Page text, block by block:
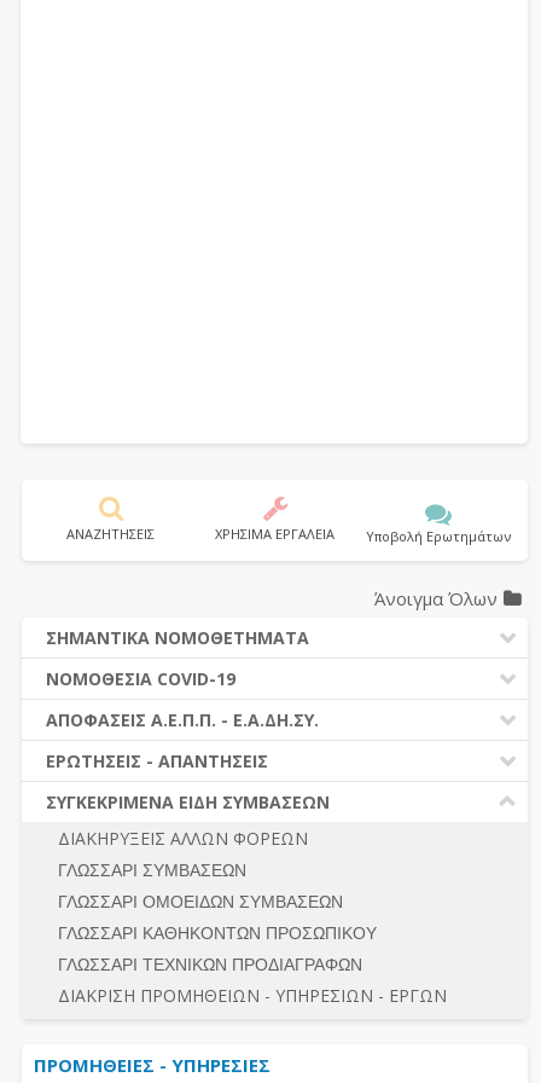
ΑΝΑΖΗΤΗΣΕΙΣ ΧΡΗΣΙΜΑ ΕΡΓΑΛΕΙΑ Υποβολή Ερωτημάτων
Άνοιγμα Όλων
ΣΗΜΑΝΤΙΚΑ ΝΟΜΟΘΕΤΗΜΑΤΑ
ΔΗΜΟΣΙΕΣ ΣΥΜΒΑΣΕΙΣ (Ν. 4412/2016)
ΔΗΜΟΤΙΚΟΣ ΚΩΔΙΚΑΣ (Ν.3463/2006)
ΚΑΛΛΙΚΡΑΤΗΣ (Ν.3852/2010)
ΝΟΜΟΘΕΣΙΑ - ΝΟΜΟΛΟΓΙΑ (ΣΥΝΟΛΟ)
ΝΟΜΟΘΕΣΙΑ COVID-19
ΝΟΜΟΘΕΣΙΑ - ΝΟΜΟΛΟΓΙΑ COVID -19
ΕΡΩΤΗΣΕΙΣ - ΑΠΑΝΤΗΣΕΙΣ
ΑΠΟΦΑΣΕΙΣ Α.Ε.Π.Π. - Ε.Α.ΔΗ.ΣΥ.
ΠΡΟΔΙΚΑΣΤΙΚΗ ΠΡΟΣΦΥΓΗ
ΓΕΝΙΚΟΙ ΚΑΝΟΝΕΣ
ΔΙΚΑΙΟΥΜΕΝΟΙ ΣΥΜΜΕΤΟΧΗΣ
ΠΡΟΣΦΟΡΕΣ – ΔΙΚΑΙΟΛΟΓΗΤΙΚΑ ΣΥΜΜΕΤΟΧΗΣ
ΔΙΕΞΑΓΩΓΗ ΔΙΑΔΙΚΑΣΙΑΣ
ΕΣΗΔΗΣ – ΚΗΜΔΗΣ
ΠΕΡΙΛΗΨΕΙΣ ΑΠΟΦΑΣΕΩΝ Α.Ε.Π.Π. - Ε.Α.ΔΗ.ΣΥ.
ΣΥΝΟΛΟ
ΕΡΩΤΗΣΕΙΣ - ΑΠΑΝΤΗΣΕΙΣ
Ν. 4782/2021 - ΤΡΟΠΟΠΟΙΗΣΗ 4412/2016
ΔΙΕΞΑΓΩΓΗ ΔΙΑΔΙΚΑΣΙΑΣ
ΔΙΑΔΙΚΑΣΙΕΣ ΑΝΑΘΕΣΗΣ
ΓΕΝΙΚΟΙ ΚΑΝΟΝΕΣ
ΠΡΟΕΤΟΙΜΑΣΙΑ - ΔΗΜΟΣΙΟΤΗΤΑ
ΛΟΓΟΙ ΑΠΟΚΛΕΙΣΜΟΥ-ΔΙΚΑΙΟΥΜΕΝΟΙ ΣΥΜΜΕΤΟΧΗΣ
ΠΡΟΣΦΟΡΕΣ - ΔΙΚΑΙΟΛΟΓΗΤΙΚΑ ΣΥΜΜΕΤΟΧΗΣ
ΣΥΓΚΕΚΡΙΜΕΝΑ ΕΙΔΗ ΣΥΜΒΑΣΕΩΝ
ΔΙΑΚΗΡΥΞΕΙΣ ΑΛΛΩΝ ΦΟΡΕΩΝ
ΓΛΩΣΣΑΡΙ ΣΥΜΒΑΣΕΩΝ
ΓΛΩΣΣΑΡΙ ΟΜΟΕΙΔΩΝ ΣΥΜΒΑΣΕΩΝ
ΓΛΩΣΣΑΡΙ ΚΑΘΗΚΟΝΤΩΝ ΠΡΟΣΩΠΙΚΟΥ
ΓΛΩΣΣΑΡΙ ΤΕΧΝΙΚΩΝ ΠΡΟΔΙΑΓΡΑΦΩΝ
ΔΙΑΚΡΙΣΗ ΠΡΟΜΗΘΕΙΩΝ - ΥΠΗΡΕΣΙΩΝ - ΕΡΓΩΝ
ΠΡΟΜΗΘΕΙΕΣ - ΥΠΗΡΕΣΙΕΣ